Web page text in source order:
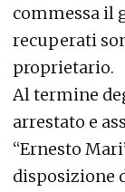
commessa il
recuperati
proprietario.
Al termine
arrestato e
“Ernesto
disposizione